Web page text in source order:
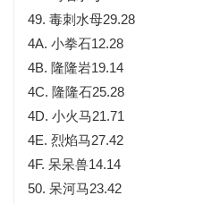
49. 毒刺水母29.28
4A. 小拳石12.28
4B. 隆隆岩19.14
4C. 隆隆石25.28
4D. 小火马21.71
4E. 烈焰马27.42
4F. 呆呆兽14.14
50. 呆河马23.42